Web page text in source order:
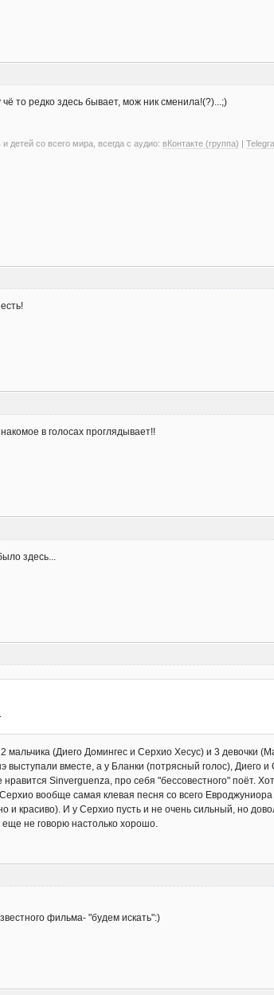
то редко здесь бывает, мож ник сменила!(?)...;)
детей со всего мира, всегда с аудио: вКонтакте (группа) |
в голосах проглядывает!!
здесь...
мальчика (Диего Домингес и Серхио Хесус) и 3 девочки
выступали вместе, а у Бланки (потрясный голос), Диего
Sinverguenza, про себя "бессовестного" поёт.
вообще самая клевая песня со всего
и красиво). И у Серхио пусть и не очень сильный, но
не говорю настолько хорошо.
фильма- "будем искать":)